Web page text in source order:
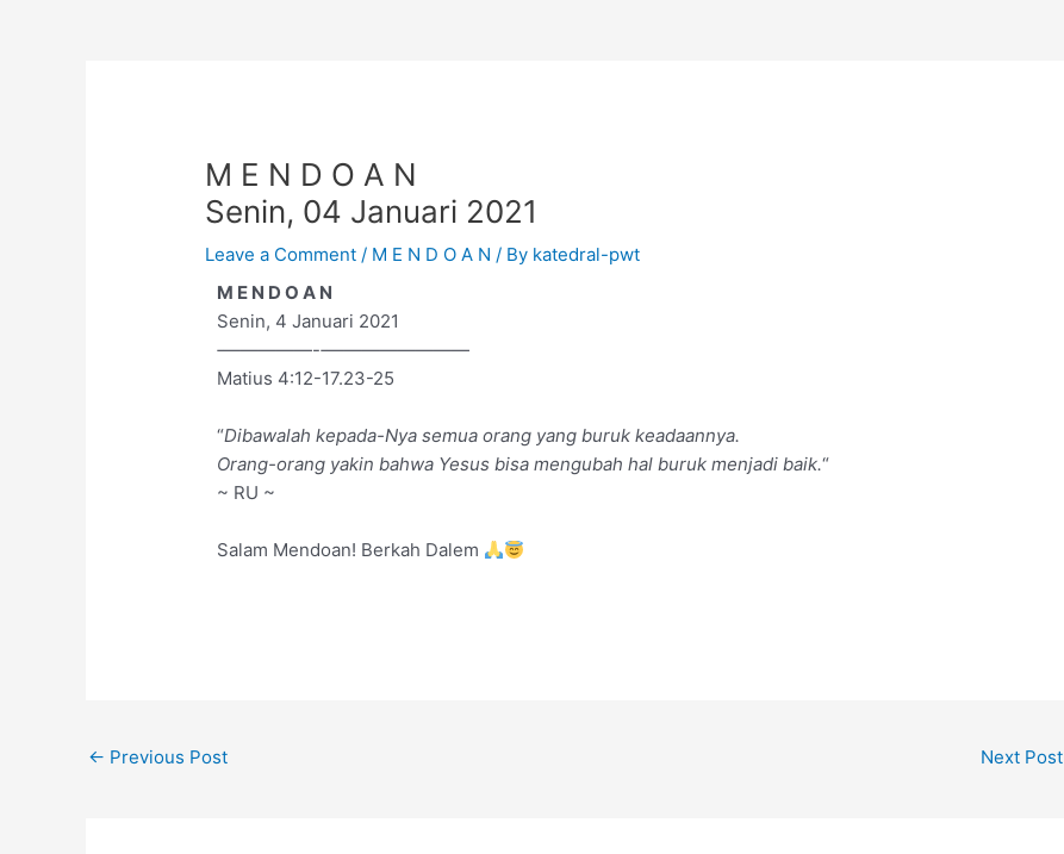
M E N D O A N
Senin, 04 Januari 2021
Leave a Comment / M E N D O A N / By katedral-pwt
M E N D O A N
Senin, 4 Januari 2021
‐—————-‐————————
Matius 4:12-17.23-25
“Dibawalah kepada-Nya semua orang yang buruk keadaannya.
Orang-orang yakin bahwa Yesus bisa mengubah hal buruk menjadi baik.“
~ RU ~
Salam Mendoan! Berkah Dalem
← Previous Post Next Post